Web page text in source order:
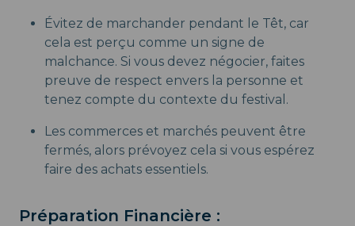
Évitez de marchander pendant le Têt, car
cela est perçu comme un signe de
malchance. Si vous devez négocier, faites
preuve de respect envers la personne et
tenez compte du contexte du festival.
Les commerces et marchés peuvent être
fermés, alors prévoyez cela si vous espérez
faire des achats essentiels.
Préparation Financière :